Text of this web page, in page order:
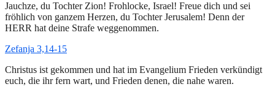
Jauchze, du Tochter Zion! Frohlocke, Israel! Freue dich und sei
fröhlich von ganzem Herzen, du Tochter Jerusalem! Denn der
HERR hat deine Strafe weggenommen.
Zefanja 3,14-15
Christus ist gekommen und hat im Evangelium Frieden verkündigt
euch, die ihr fern wart, und Frieden denen, die nahe waren.